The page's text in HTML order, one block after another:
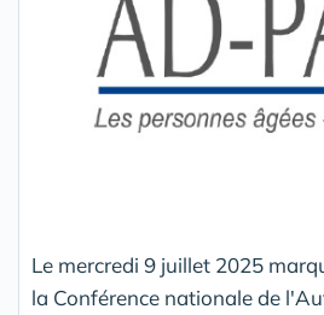
Le mercredi 9 juillet 2025
la Conférence nationale de